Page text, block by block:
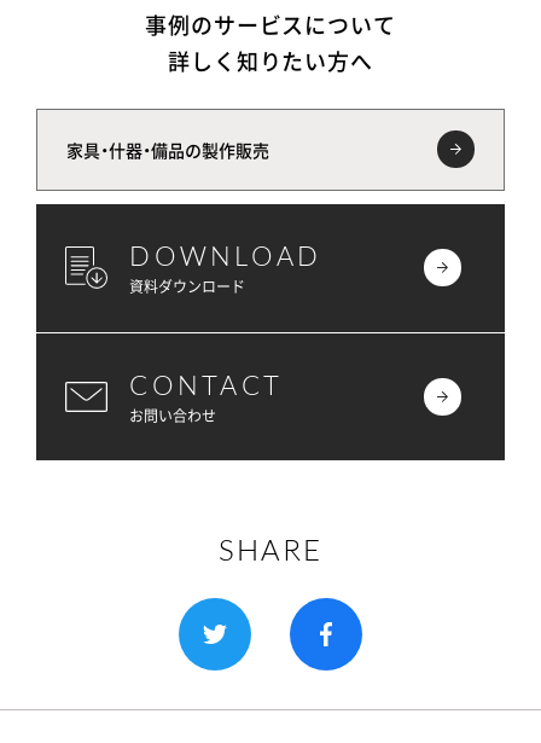
事例のサービスについて
詳しく知りたい方へ
家具・什器・備品の製作販売
DOWNLOAD
資料ダウンロード
CONTACT
お問い合わせ
SHARE